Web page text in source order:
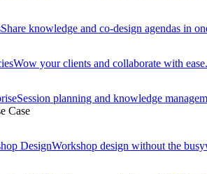
Share knowledge and co-design agendas in
Wow your clients and collaborate with ease.
Session planning and knowledge
Case
DesignWorkshop design without the